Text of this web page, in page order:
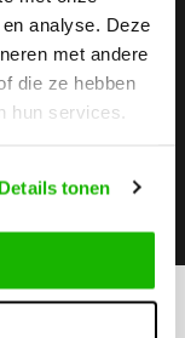
analyse. Deze
met andere
die ze hebben
hun services.
Details tonen
de hoogte te